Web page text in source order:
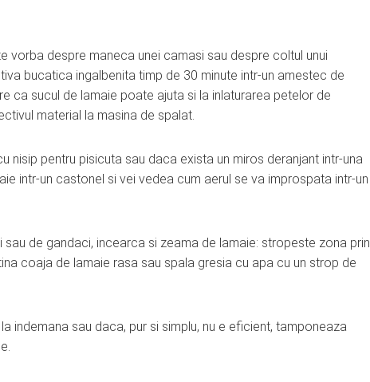
vorba despre maneca unei camasi sau despre coltul unui
bucatica ingalbenita timp de 30 minute intr-un amestec de
ca sucul de lamaie poate ajuta si la inlaturarea petelor de
material la masina de spalat.
nisip pentru pisicuta sau daca exista un miros deranjant intr-una
intr-un castonel si vei vedea cum aerul se va improspata intr-un
de gandaci, incearca si zeama de lamaie: stropeste zona prin
coaja de lamaie rasa sau spala gresia cu apa cu un strop de
indemana sau daca, pur si simplu, nu e eficient, tamponeaza